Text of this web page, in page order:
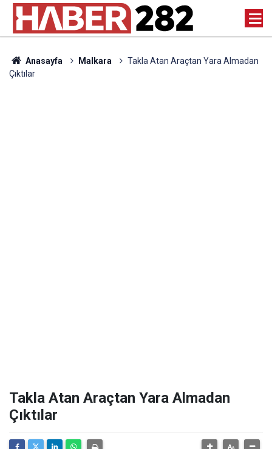
Anasayfa Malkara
Takla Atan Araçtan Yara Almadan
Çıktılar
Takla Atan Araçtan Yara Almadan
Çıktılar